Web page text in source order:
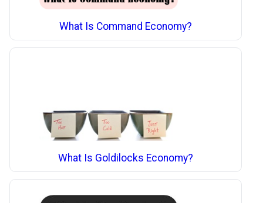
What Is Command Economy?
What Is Goldilocks Economy?